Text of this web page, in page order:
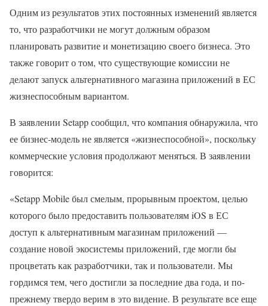
Одним из результатов этих постоянных изменений является
то, что разработчики не могут должным образом
планировать развитие и монетизацию своего бизнеса. Это
также говорит о том, что существующие комиссии не
делают запуск альтернативного магазина приложений в ЕС
жизнеспособным вариантом.
В заявлении Setapp сообщил, что компания обнаружила, что
ее бизнес-модель не является «жизнеспособной», поскольку
коммерческие условия продолжают меняться. В заявлении
говорится:
«Setapp Mobile был смелым, прорывным проектом, целью
которого было предоставить пользователям iOS в ЕС
доступ к альтернативным магазинам приложений —
создание новой экосистемы приложений, где могли бы
процветать как разработчики, так и пользователи. Мы
гордимся тем, чего достигли за последние два года, и по-
прежнему твердо верим в это видение. В результате все еще